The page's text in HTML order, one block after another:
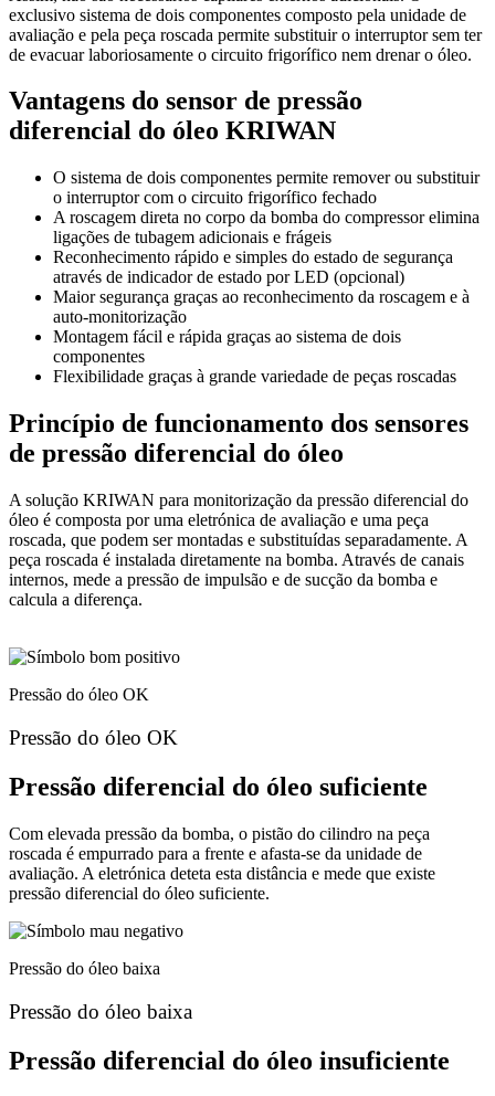
exclusivo sistema de dois componentes composto pela unidade de
avaliação e pela peça roscada permite substituir o interruptor sem ter
de evacuar laboriosamente o circuito frigorífico nem drenar o óleo.
Vantagens do sensor de pressão
diferencial do óleo KRIWAN
O sistema de dois componentes permite remover ou substituir
o interruptor com o circuito frigorífico fechado
A roscagem direta no corpo da bomba do compressor elimina
ligações de tubagem adicionais e frágeis
Reconhecimento rápido e simples do estado de segurança
através de indicador de estado por LED (opcional)
Maior segurança graças ao reconhecimento da roscagem e à
auto‑monitorização
Montagem fácil e rápida graças ao sistema de dois
componentes
Flexibilidade graças à grande variedade de peças roscadas
Princípio de funcionamento dos sensores
de pressão diferencial do óleo
A solução KRIWAN para monitorização da pressão diferencial do
óleo é composta por uma eletrónica de avaliação e uma peça
roscada, que podem ser montadas e substituídas separadamente. A
peça roscada é instalada diretamente na bomba. Através de canais
internos, mede a pressão de impulsão e de sucção da bomba e
calcula a diferença.
Pressão do óleo OK
Pressão do óleo OK
Pressão diferencial do óleo suficiente
Com elevada pressão da bomba, o pistão do cilindro na peça
roscada é empurrado para a frente e afasta‑se da unidade de
avaliação. A eletrónica deteta esta distância e mede que existe
pressão diferencial do óleo suficiente.
Pressão do óleo baixa
Pressão do óleo baixa
Pressão diferencial do óleo insuficiente